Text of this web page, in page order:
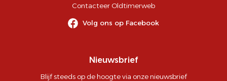
Contacteer Oldtimerweb
Volg ons op Facebook
Nieuwsbrief
Blijf steeds op de hoogte via onze nieuwsbrief